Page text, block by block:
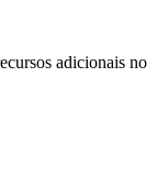
adicionais no